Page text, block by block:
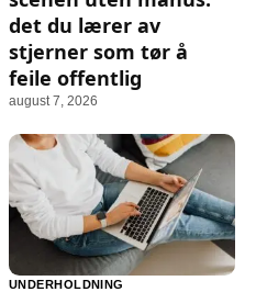
det du lærer av
stjerner som tør å
feile offentlig
august 7, 2026
UNDERHOLDNING